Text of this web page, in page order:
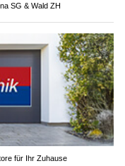
SG & Wald ZH
für Ihr Zuhause